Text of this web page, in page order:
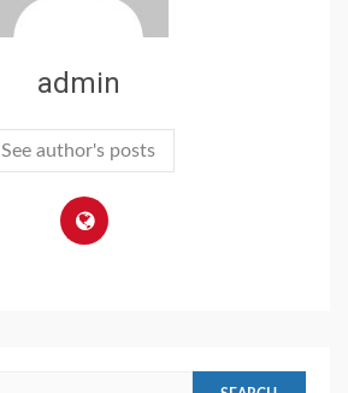
admin
See author's posts